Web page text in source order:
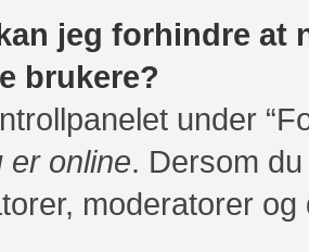
jeg forhindre
brukere?
under
er online. Dersom
moderatorer